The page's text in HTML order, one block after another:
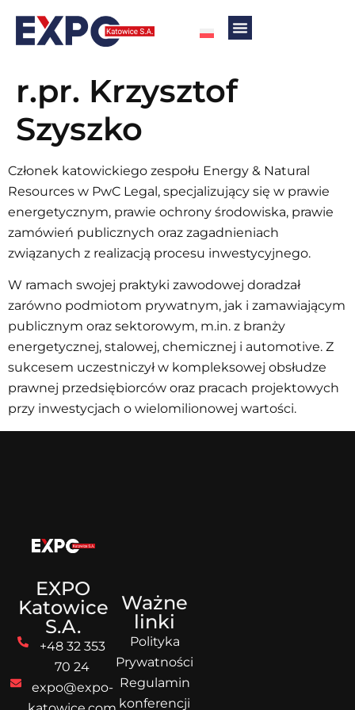
r.pr. Krzysztof
Szyszko
Członek katowickiego zespołu Energy & Natural
Resources w PwC Legal, specjalizujący się w prawie
energetycznym, prawie ochrony środowiska, prawie
zamówień publicznych oraz zagadnieniach
związanych z realizacją procesu inwestycyjnego.
W ramach swojej praktyki zawodowej doradzał
zarówno podmiotom prywatnym, jak i zamawiającym
publicznym oraz sektorowym, m.in. z branży
energetycznej, stalowej, chemicznej i automotive. Z
sukcesem uczestniczył w kompleksowej obsłudze
prawnej przedsiębiorców oraz pracach projektowych
przy inwestycjach o wielomilionowej wartości.
EXPO
Katowice
S.A.
+48 32 353
70 24
expo@expo-
Ważne
linki
Polityka
Prywatności
Regulamin
konferencji